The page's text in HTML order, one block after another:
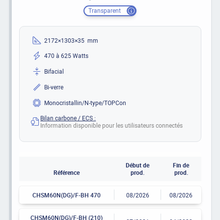
Transparent
2172×1303×35 mm
470 à 625 Watts
Bifacial
Bi-verre
Monocristallin/N-type/TOPCon
Bilan carbone / ECS :
Information disponible pour les utilisateurs connectés
Référence
Début de
prod.
Fin de
prod.
CHSM60N(DG)/F-BH 470 08/2026 08/2026
CHSM60N(DG)/F-BH (210)